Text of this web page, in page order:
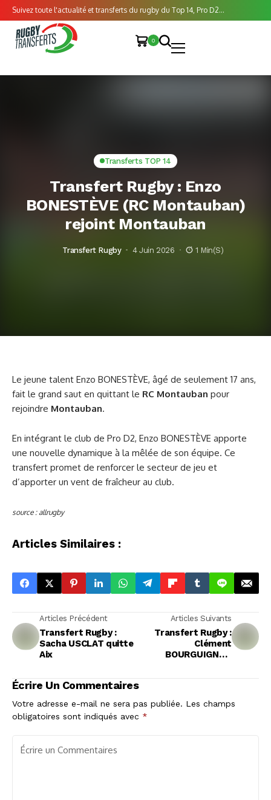
Suivez toute l'actualité et transferts du rugby du Top 14, Pro D2...
0
Transferts TOP 14
Transfert Rugby : Enzo
BONESTÈVE (RC Montauban)
rejoint Montauban
Transfert Rugby 4 Juin 2026 1 Min(s)
Le jeune talent Enzo BONESTÈVE, âgé de seulement 17 ans,
fait le grand saut en quittant le RC Montauban pour
rejoindre Montauban.
En intégrant le club de Pro D2, Enzo BONESTÈVE apporte
une nouvelle dynamique à la mêlée de son équipe. Ce
transfert promet de renforcer le secteur de jeu et
d’apporter un vent de fraîcheur au club.
source : allrugby
Articles Similaires :
Articles Précédent
Transfert Rugby :
Sacha USCLAT quitte
Aix
Articles Suivants
Transfert Rugby :
Clément
BOURGUIGNON
Écrire Un Commentaires
Votre adresse e-mail ne sera pas publiée. Les champs
obligatoires sont indiqués avec *